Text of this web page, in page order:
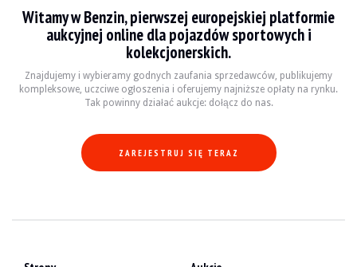
Film
Opis
Witamy w Benzin, pierwszej europejskiej platformie
aukcyjnej online dla pojazdów sportowych i
kolekcjonerskich.
Znajdujemy i wybieramy godnych zaufania sprzedawców, publikujemy
kompleksowe, uczciwe ogłoszenia i oferujemy najniższe opłaty na rynku.
Tak powinny działać aukcje: dołącz do nas.
ZAREJESTRUJ SIĘ TERAZ